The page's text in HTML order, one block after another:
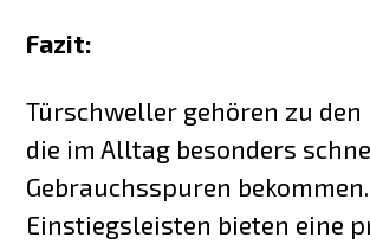
Fazit:
Türschweller gehören zu den
die im Alltag besonders
Gebrauchsspuren
Einstiegsleisten bieten eine